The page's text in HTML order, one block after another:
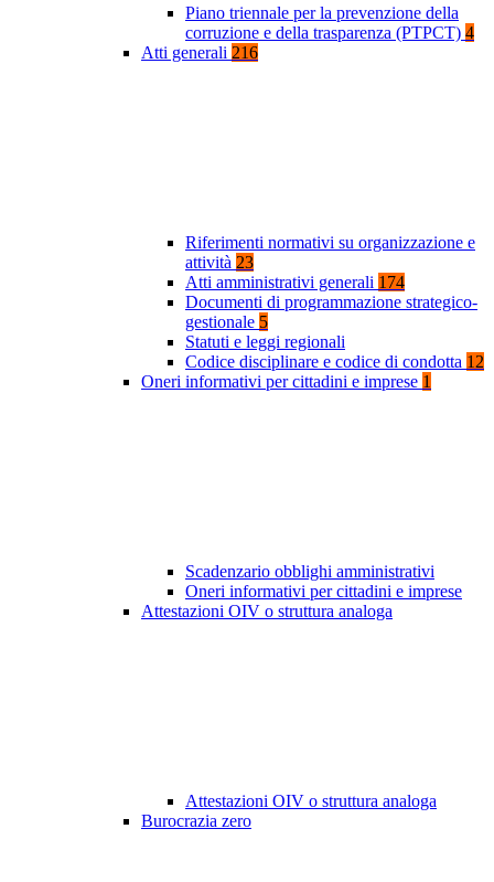
Piano triennale per la prevenzione della
corruzione e della trasparenza (PTPCT) 4
Atti generali 216
Riferimenti normativi su organizzazione e
attività 23
Atti amministrativi generali 174
Documenti di programmazione strategico-
gestionale 5
Statuti e leggi regionali
Codice disciplinare e codice di condotta 12
Oneri informativi per cittadini e imprese 1
Scadenzario obblighi amministrativi
Oneri informativi per cittadini e imprese
Attestazioni OIV o struttura analoga
Attestazioni OIV o struttura analoga
Burocrazia zero